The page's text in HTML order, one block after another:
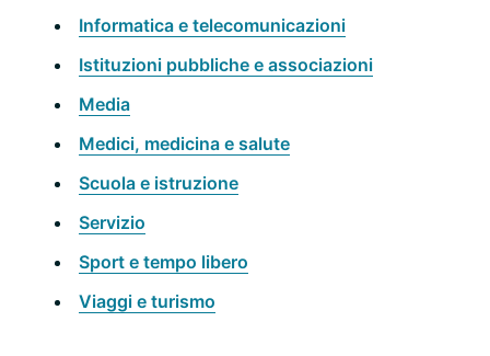
Informatica e telecomunicazioni
Istituzioni pubbliche e associazioni
Media
Medici, medicina e salute
Scuola e istruzione
Servizio
Sport e tempo libero
Viaggi e turismo